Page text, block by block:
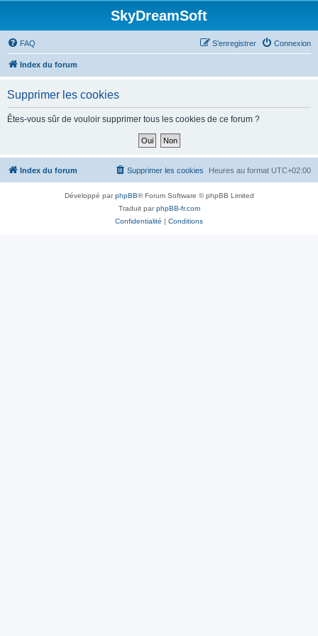
SkyDreamSoft
FAQ Connexion
S’enregistrer
Index du forum
Supprimer les cookies
Êtes-vous sûr de vouloir supprimer tous les cookies de ce forum ?
Index du forum Heures au format UTC+02:00
Supprimer les cookies
Développé parphpBB® Forum Software © phpBB Limited
Traduit parphpBB-fr.com
Confidentialité | Conditions